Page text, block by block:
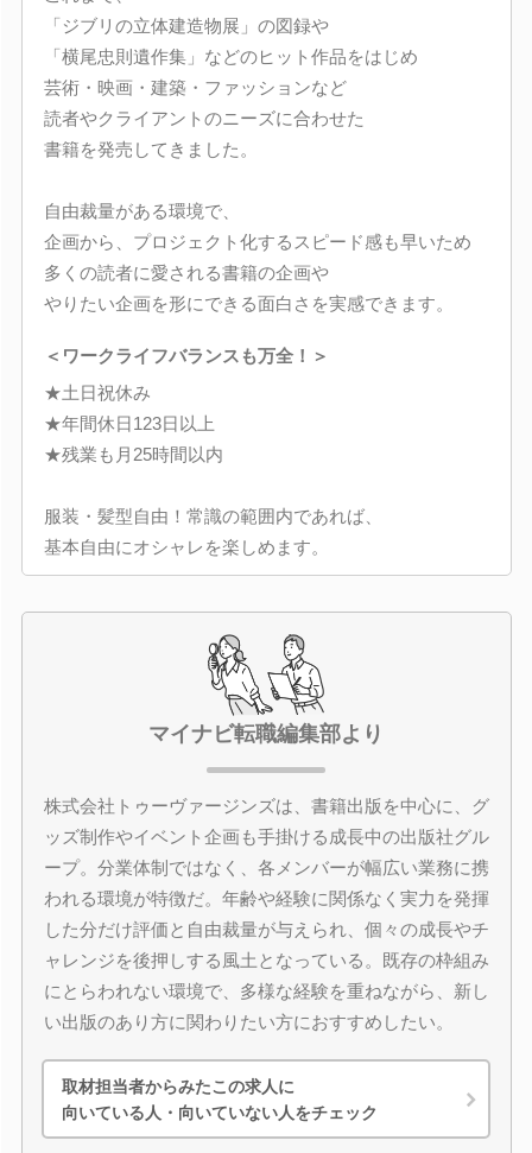
「ジブリの立体建造物展」の図録や
「横尾忠則遺作集」などのヒット作品をはじめ
芸術・映画・建築・ファッションなど
読者やクライアントのニーズに合わせた
書籍を発売してきました。
自由裁量がある環境で、
企画から、プロジェクト化するスピード感も早いため
多くの読者に愛される書籍の企画や
やりたい企画を形にできる面白さを実感できます。
＜ワークライフバランスも万全！＞
★土日祝休み
★年間休日123日以上
★残業も月25時間以内
服装・髪型自由！常識の範囲内であれば、
基本自由にオシャレを楽しめます。
マイナビ転職編集部より
株式会社トゥーヴァージンズは、書籍出版を中心に、グ
ッズ制作やイベント企画も手掛ける成長中の出版社グル
ープ。分業体制ではなく、各メンバーが幅広い業務に携
われる環境が特徴だ。年齢や経験に関係なく実力を発揮
した分だけ評価と自由裁量が与えられ、個々の成長やチ
ャレンジを後押しする風土となっている。既存の枠組み
にとらわれない環境で、多様な経験を重ねながら、新し
い出版のあり方に関わりたい方におすすめしたい。
取材担当者からみたこの求人に
向いている人・向いていない人をチェック